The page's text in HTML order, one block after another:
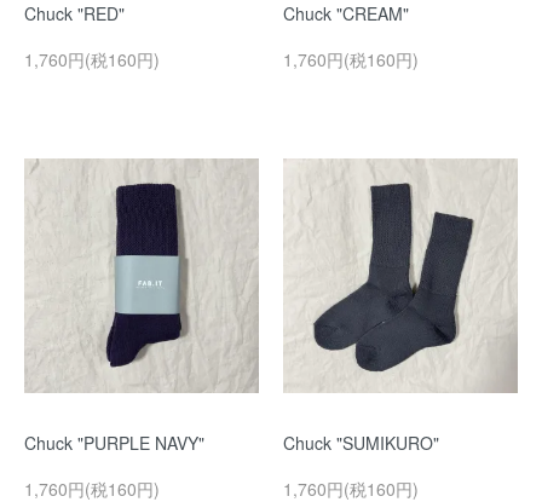
Chuck "RED"
1,760円(税160円)
Chuck "CREAM"
1,760円(税160円)
Chuck "PURPLE NAVY"
1,760円(税160円)
Chuck "SUMIKURO"
1,760円(税160円)